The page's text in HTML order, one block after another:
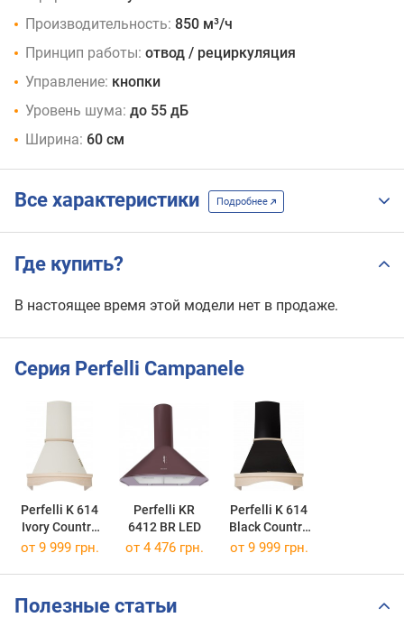
Производительность: 850 м³/ч
Принцип работы: отвод / рециркуляция
Управление: кнопки
Уровень шума: до 55 дБ
Ширина: 60 см
Все характеристики Подробнее
Где купить?
В настоящее время этой модели нет в продаже.
Серия Perfelli Campanele
Perfelli K 614
Ivory Country
LED
Perfelli KR
6412 BR LED
Perfelli K 614
Black Country
LED
от 9 999 грн. от 4 476 грн. от 9 999 грн.
Полезные статьи